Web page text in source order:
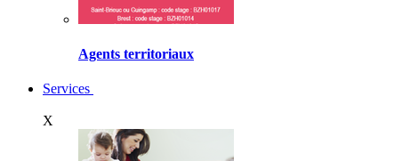
Agents territoriaux
Services
X